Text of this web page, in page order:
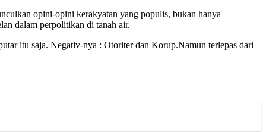
opini-opini kerakyatan yang populis, bukan hanya
dalam perpolitikan di tanah air.
itu saja. Negativ-nya : Otoriter dan Korup.Namun terlepas dari